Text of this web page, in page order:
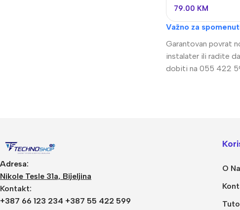
DVR
79.00 KM
Važno za
Garantovan povrat
instalater ili radite
dobiti na 055 422
Adresa:
Nikole Tesle 31a, Bijeljina
Kontakt:
+387 66 123 234 +387 55 422 599
O